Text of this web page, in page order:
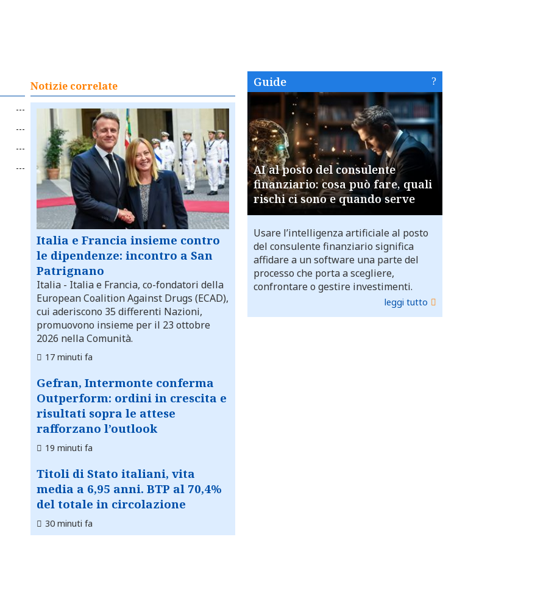
---
---
---
---
Notizie correlate
Italia e Francia insieme contro
le dipendenze: incontro a San
Patrignano
Italia - Italia e Francia, co-fondatori della
European Coalition Against Drugs (ECAD),
cui aderiscono 35 differenti Nazioni,
promuovono insieme per il 23 ottobre
2026 nella Comunità.
17 minuti fa
Gefran, Intermonte conferma
Outperform: ordini in crescita e
risultati sopra le attese
rafforzano l’outlook
19 minuti fa
Titoli di Stato italiani, vita
media a 6,95 anni. BTP al 70,4%
del totale in circolazione
30 minuti fa
Guide
AI al posto del consulente
finanziario: cosa può fare, quali
rischi ci sono e quando serve
Usare l’intelligenza artificiale al posto
del consulente finanziario significa
affidare a un software una parte del
processo che porta a scegliere,
confrontare o gestire investimenti.
leggi tutto